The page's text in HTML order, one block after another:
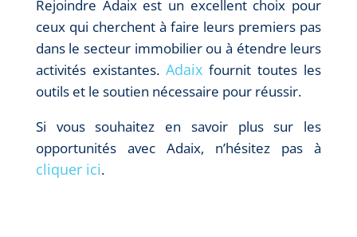
Rejoindre Adaix est un excellent choix pour
ceux qui cherchent à faire leurs premiers pas
dans le secteur immobilier ou à étendre leurs
activités existantes. Adaixfournit toutes les
outils et le soutien nécessaire pour réussir.
Si vous souhaitez en savoir plus sur les
opportunités avec Adaix, n’hésitez pas à
cliquer ici.